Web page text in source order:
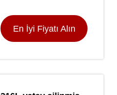
En İyi Fiyatı Alın